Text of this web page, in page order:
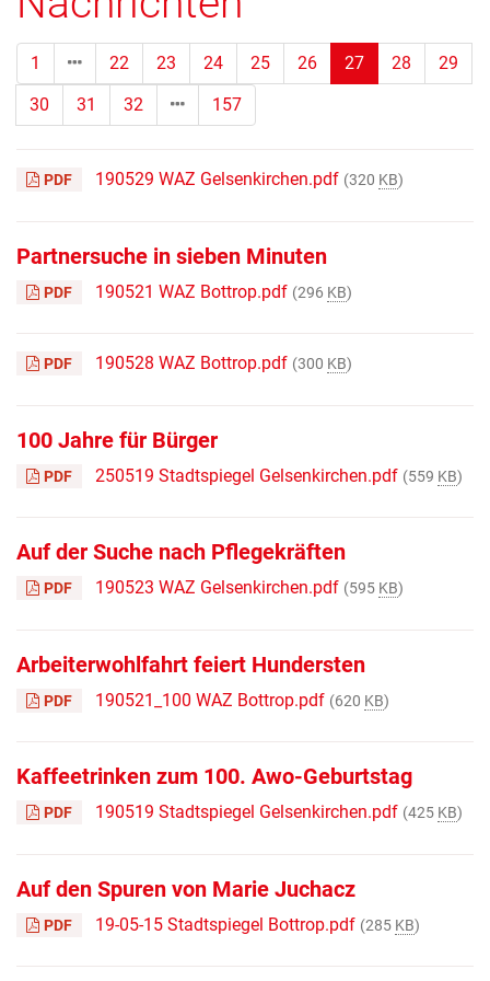
1 22 23 24 25 26 27(Standort)
28
29
30
31 32 157
PDF 190529 WAZ Gelsenkirchen.pdf (320 KB)
Partnersuche in sieben Minuten
PDF 190521 WAZ Bottrop.pdf (296 KB)
PDF 190528 WAZ Bottrop.pdf (300 KB)
100 Jahre für Bürger
PDF 250519 Stadtspiegel Gelsenkirchen.pdf (559 KB)
Auf der Suche nach Pflegekräften
PDF 190523 WAZ Gelsenkirchen.pdf (595 KB)
Arbeiterwohlfahrt feiert Hundersten
PDF 190521_100 WAZ Bottrop.pdf (620 KB)
Kaffeetrinken zum 100. Awo-Geburtstag
PDF 190519 Stadtspiegel Gelsenkirchen.pdf (425 KB)
Auf den Spuren von Marie Juchacz
PDF 19-05-15 Stadtspiegel Bottrop.pdf (285 KB)